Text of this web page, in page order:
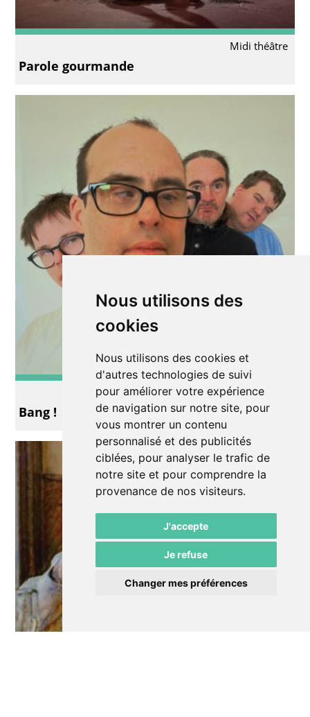
Nous utilisons des
cookies
Nous utilisons des cookies et
d'autres technologies de suivi
pour améliorer votre expérience
de navigation sur notre site, pour
vous montrer un contenu
personnalisé et des publicités
ciblées, pour analyser le trafic de
notre site et pour comprendre la
provenance de nos visiteurs.
J'accepte
Je refuse
Changer mes préférences
Midi théâtre
Parole gourmande
Midi théâtre
Bang !